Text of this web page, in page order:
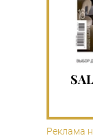
Реклама